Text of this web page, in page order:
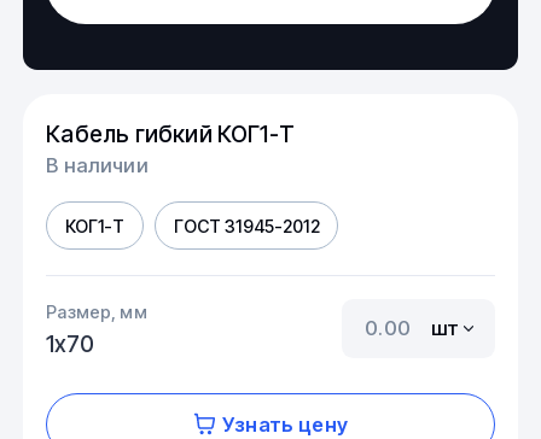
Кабель гибкий КОГ1-Т
В наличии
КОГ1-Т ГОСТ 31945-2012
Размер, мм
1х70
шт
Узнать цену